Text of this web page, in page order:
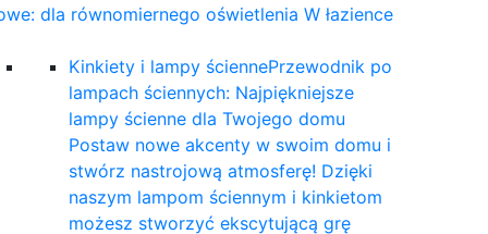
dla równomiernego oświetlenia W łazience
Kinkiety i lampy ściennePrzewodnik po
lampach ściennych: Najpiękniejsze
lampy ścienne dla Twojego domu
Postaw nowe akcenty w swoim domu i
stwórz nastrojową atmosferę! Dzięki
naszym lampom ściennym i kinkietom
możesz stworzyć ekscytującą grę